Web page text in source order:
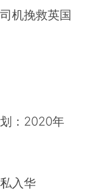
机挽救英国
：2020年
入华